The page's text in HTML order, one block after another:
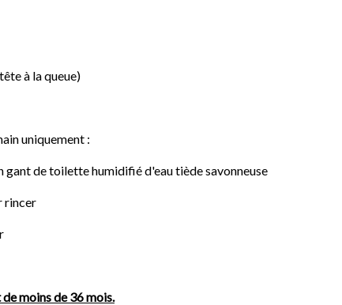
à la queue)
uniquement :
gant de toilette humidifié d'eau tiède savonneuse
rincer
moins de 36 mois.